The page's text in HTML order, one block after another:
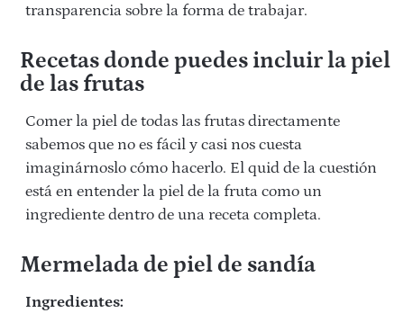
transparencia sobre la forma de trabajar.
Recetas donde puedes incluir la piel
de las frutas
Comer la piel de todas las frutas directamente
sabemos que no es fácil y casi nos cuesta
imaginárnoslo cómo hacerlo. El quid de la cuestión
está en entender la piel de la fruta como un
ingrediente dentro de una receta completa.
Mermelada de piel de sandía
Ingredientes: